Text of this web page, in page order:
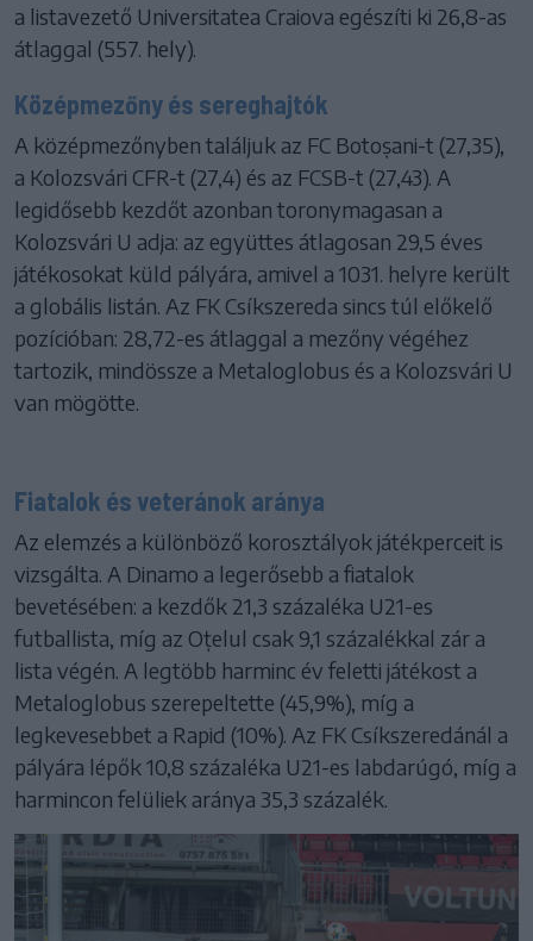
a listavezető Universitatea Craiova egészíti ki 26,8-as
átlaggal (557. hely).
Középmezőny és sereghajtók
A középmezőnyben találjuk az FC Botoșani-t (27,35),
a Kolozsvári CFR-t (27,4) és az FCSB-t (27,43). A
legidősebb kezdőt azonban toronymagasan a
Kolozsvári U adja: az együttes átlagosan 29,5 éves
játékosokat küld pályára, amivel a 1031. helyre került
a globális listán. Az FK Csíkszereda sincs túl előkelő
pozícióban: 28,72-es átlaggal a mezőny végéhez
tartozik, mindössze a Metaloglobus és a Kolozsvári U
van mögötte.
Fiatalok és veteránok aránya
Az elemzés a különböző korosztályok játékperceit is
vizsgálta. A Dinamo a legerősebb a fiatalok
bevetésében: a kezdők 21,3 százaléka U21-es
futballista, míg az Oțelul csak 9,1 százalékkal zár a
lista végén. A legtöbb harminc év feletti játékost a
Metaloglobus szerepeltette (45,9%), míg a
legkevesebbet a Rapid (10%). Az FK Csíkszeredánál a
pályára lépők 10,8 százaléka U21-es labdarúgó, míg a
harmincon felüliek aránya 35,3 százalék.